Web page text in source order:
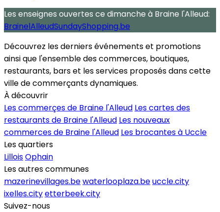
Les enseignes ouvertes ce dimanche à Braine l'Alleud:
BrainelAlleudSundayShopping.be
Découvrez les derniers événements et promotions
ainsi que l'ensemble des commerces, boutiques,
restaurants, bars et les services proposés dans cette
ville de commerçants dynamiques.
À découvrir
Les commerçes de Braine l'Alleud Les cartes des
restaurants de Braine l'Alleud Les nouveaux
commerces de Braine l'Alleud Les brocantes à Uccle
Les quartiers
LilloisOphain
Les autres communes
mazerinevillages.bewaterlooplaza.beuccle.city
ixelles.cityetterbeek.city
Suivez-nous